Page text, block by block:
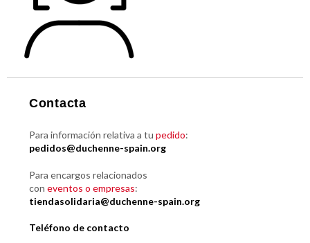
Contacta
Para información relativa a tu pedido:
pedidos@duchenne-spain.org
Para encargos relacionados
con eventos o empresas:
tiendasolidaria@duchenne-spain.org
Teléfono de contacto